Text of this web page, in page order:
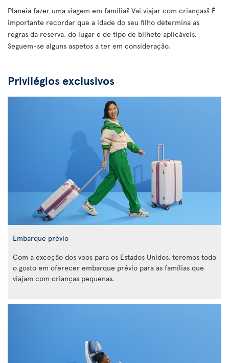
Planeia fazer uma viagem em família? Vai viajar com crianças? É
importante recordar que a idade do seu filho determina as
regras da reserva, do lugar e de tipo de bilhete aplicáveis.
Seguem-se alguns aspetos a ter em consideração.
Privilégios exclusivos
Embarque prévio
Com a exceção dos voos para os Estados Unidos, teremos todo
o gosto em oferecer embarque prévio para as famílias que
viajam com crianças pequenas.